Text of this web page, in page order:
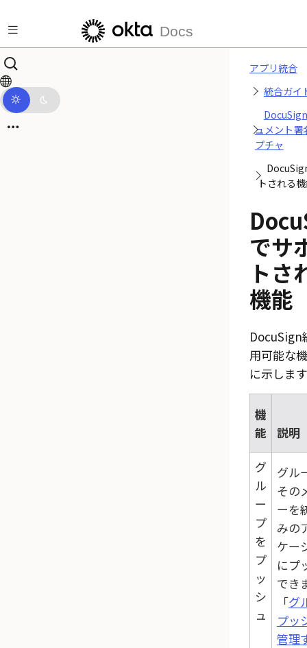
Docs
アプリ統合
統合ガイ
ュメント署
プチャ
トされる
でサ
トさ
機能
DocuSign
用可能な
に示しま
機
能
説明
グ
ル
ー
プ
を
プ
ッ
シ
ュ
グル
その
ーを
みの
ケー
にプ
でき
「グ
プッ
管理